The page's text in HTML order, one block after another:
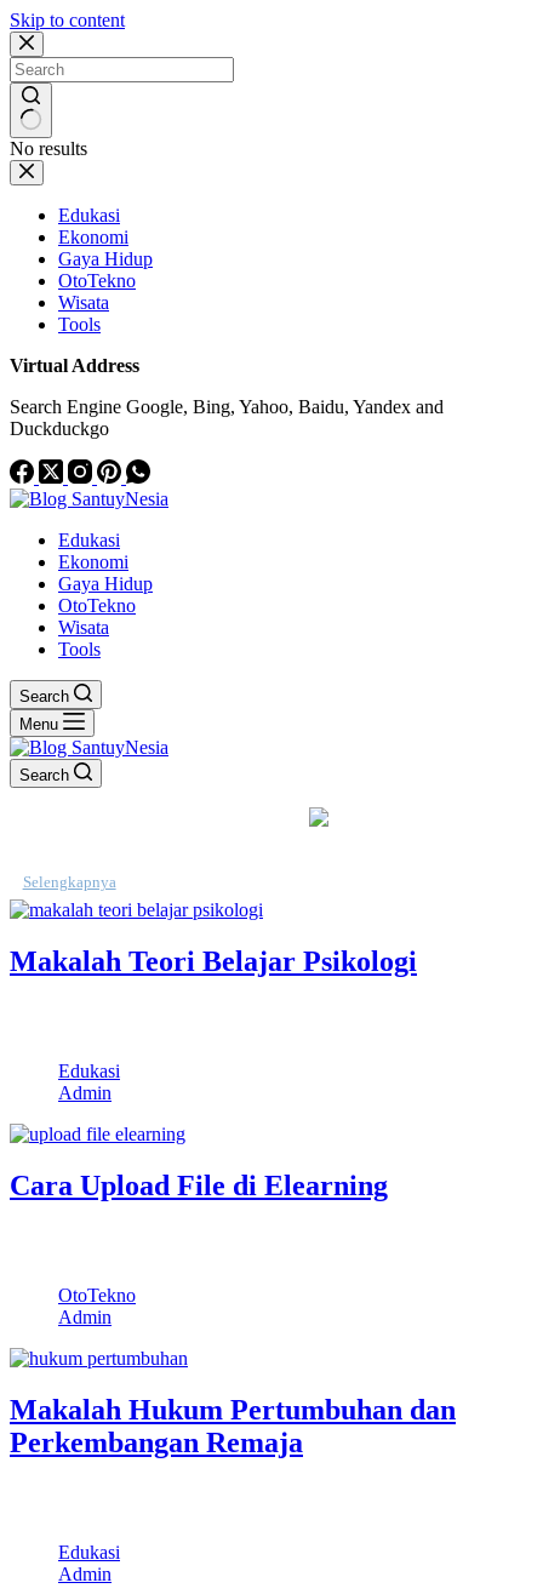
Skip to content
No results
Edukasi
Ekonomi
Gaya Hidup
OtoTekno
Wisata
Tools
Virtual Address
Search Engine Google, Bing, Yahoo, Baidu, Yandex and
Duckduckgo
Edukasi
Ekonomi
Gaya Hidup
OtoTekno
Wisata
Tools
Search
Menu
Search
Selengkapnya
Makalah Teori Belajar Psikologi
Edukasi
Admin
Cara Upload File di Elearning
OtoTekno
Admin
Makalah Hukum Pertumbuhan dan
Perkembangan Remaja
Edukasi
Admin